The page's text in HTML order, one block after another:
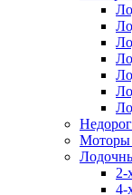
Моторы
2-
4-